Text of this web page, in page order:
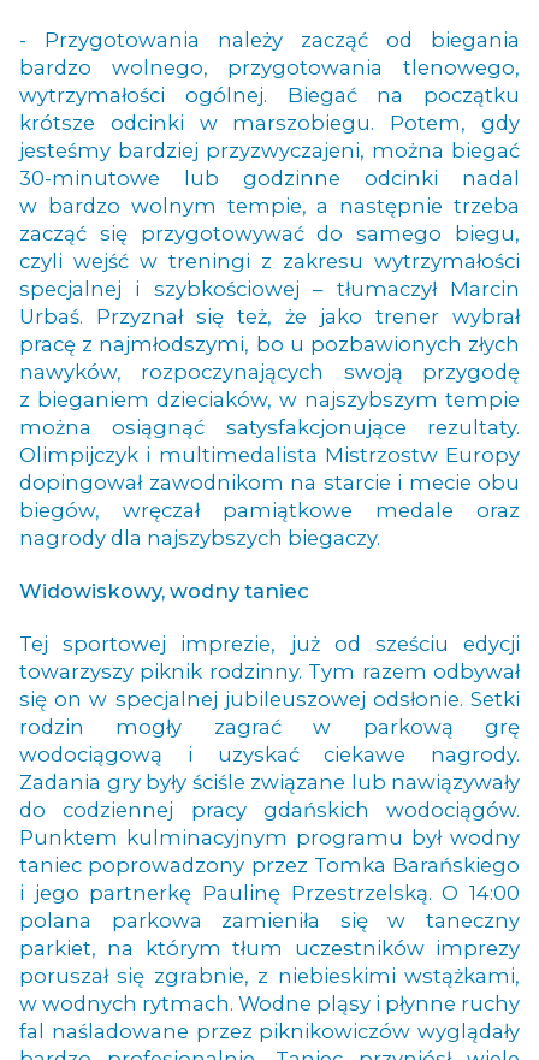
- Przygotowania należy zacząć od biegania
bardzo wolnego, przygotowania tlenowego,
wytrzymałości ogólnej. Biegać na początku
krótsze odcinki w marszobiegu. Potem, gdy
jesteśmy bardziej przyzwyczajeni, można biegać
30-minutowe lub godzinne odcinki nadal
w bardzo wolnym tempie, a następnie trzeba
zacząć się przygotowywać do samego biegu,
czyli wejść w treningi z zakresu wytrzymałości
specjalnej i szybkościowej – tłumaczył Marcin
Urbaś. Przyznał się też, że jako trener wybrał
pracę z najmłodszymi, bo u pozbawionych złych
nawyków, rozpoczynających swoją przygodę
z bieganiem dzieciaków, w najszybszym tempie
można osiągnąć satysfakcjonujące rezultaty.
Olimpijczyk i multimedalista Mistrzostw Europy
dopingował zawodnikom na starcie i mecie obu
biegów, wręczał pamiątkowe medale oraz
nagrody dla najszybszych biegaczy.
Widowiskowy, wodny taniec
Tej sportowej imprezie, już od sześciu edycji
towarzyszy piknik rodzinny. Tym razem odbywał
się on w specjalnej jubileuszowej odsłonie. Setki
rodzin mogły zagrać w parkową grę
wodociągową i uzyskać ciekawe nagrody.
Zadania gry były ściśle związane lub nawiązywały
do codziennej pracy gdańskich wodociągów.
Punktem kulminacyjnym programu był wodny
taniec poprowadzony przez Tomka Barańskiego
i jego partnerkę Paulinę Przestrzelską. O 14:00
polana parkowa zamieniła się w taneczny
parkiet, na którym tłum uczestników imprezy
poruszał się zgrabnie, z niebieskimi wstążkami,
w wodnych rytmach. Wodne pląsy i płynne ruchy
fal naśladowane przez piknikowiczów wyglądały